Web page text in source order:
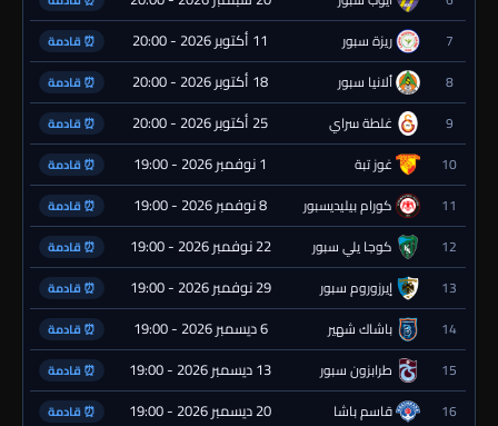
7 ريزة سبور 11 أكتوبر 2026 - 20:00 ⏰ قادمة
8 ألانيا سبور 18 أكتوبر 2026 - 20:00 ⏰ قادمة
9 غلطة سراي 25 أكتوبر 2026 - 20:00 ⏰ قادمة
10 غوز تبة 1 نوفمبر 2026 - 19:00 ⏰ قادمة
11 كورام بيليديسبور 8 نوفمبر 2026 - 19:00 ⏰ قادمة
12 كوجا يلي سبور 22 نوفمبر 2026 - 19:00 ⏰ قادمة
13 إيرزوروم سبور 29 نوفمبر 2026 - 19:00 ⏰ قادمة
14 باشاك شهير 6 ديسمبر 2026 - 19:00 ⏰ قادمة
15 طرابزون سبور 13 ديسمبر 2026 - 19:00 ⏰ قادمة
16 قاسم باشا 20 ديسمبر 2026 - 19:00 ⏰ قادمة